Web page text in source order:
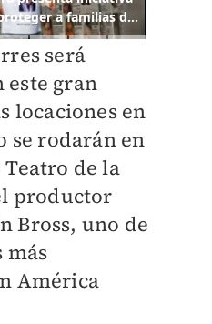
será
este gran
locaciones en
se rodarán en
de la
productor
Bross, uno de
más
América